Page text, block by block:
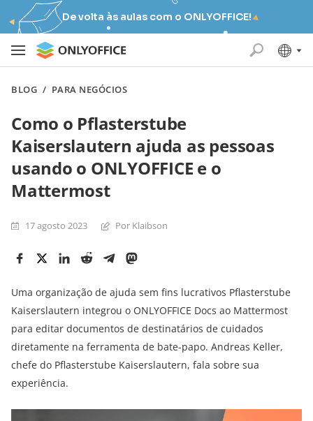
De volta às aulas com o ONLYOFFICE!
BLOG / PARA NEGÓCIOS
Como o Pflasterstube
Kaiserslautern ajuda as pessoas
usando o ONLYOFFICE e o
Mattermost
17 agosto 2023 Por Klaibson
Uma organização de ajuda sem fins lucrativos Pflasterstube
Kaiserslautern integrou o ONLYOFFICE Docs ao Mattermost
para editar documentos de destinatários de cuidados
diretamente na ferramenta de bate-papo. Andreas Keller,
chefe do Pflasterstube Kaiserslautern, fala sobre sua
experiência.